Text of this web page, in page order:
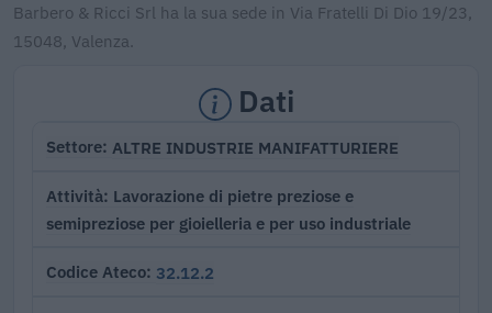
Barbero & Ricci Srl ha la sua sede in Via Fratelli Di Dio 19/23,
15048, Valenza.
Dati
Settore ALTRE INDUSTRIE MANIFATTURIERE
Attività Lavorazione di pietre preziose e
semipreziose per gioielleria e per uso industriale
Codice Ateco 32.12.2